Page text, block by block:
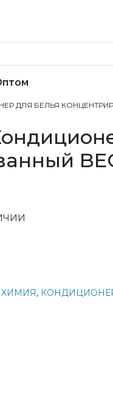
ДЛЯ БЕЛЬЯ
,